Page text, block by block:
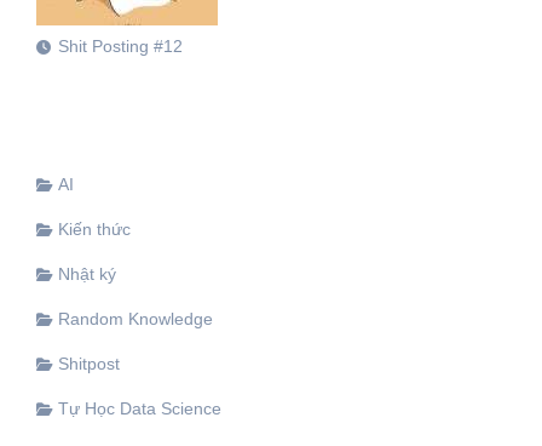
Shit Posting #12
AI
Kiến thức
Nhật ký
Random Knowledge
Shitpost
Tự Học Data Science